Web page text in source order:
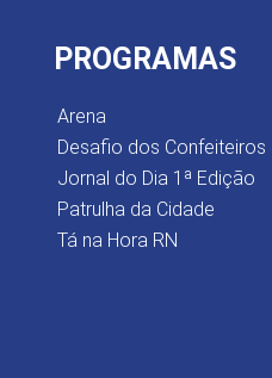
PROGRAMAS
Arena
Desafio dos Confeiteiros
Jornal do Dia 1ª Edição
Patrulha da Cidade
Tá na Hora RN